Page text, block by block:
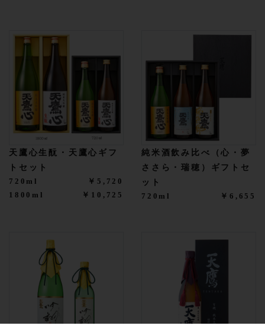
天鷹心生酛・天鷹心ギフ
トセット
720ml
￥5,720
1800ml
￥10,725
純米酒飲み比べ（心・夢
ささら・瑞穂）ギフトセ
ット
720ml ￥6,655